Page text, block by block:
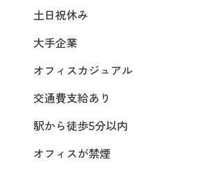
土日祝休み
大手企業
オフィスカジュアル
交通費支給あり
駅から徒歩5分以内
オフィスが禁煙